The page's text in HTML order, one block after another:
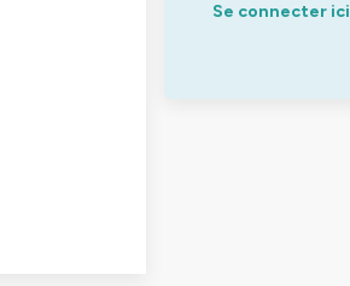
Se connecter ici